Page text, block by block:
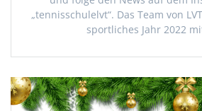
„tennisschulelvt“. Das Team von
sportliches Jahr 2022